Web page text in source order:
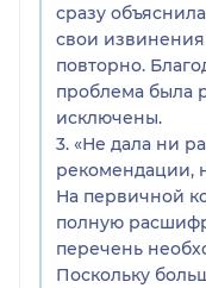
сразу
свои
повторно.
проблема была
исключены.
3. «Не дала ни
рекомендации,
На первичной
полную
перечень
Поскольку